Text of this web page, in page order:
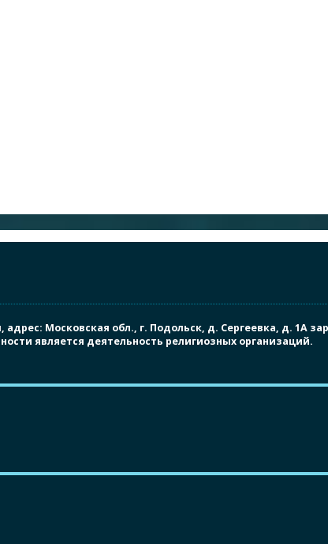
Московская обл., г. Подольск, д. Сергеевка, д. 1А
является деятельность религиозных организаций.